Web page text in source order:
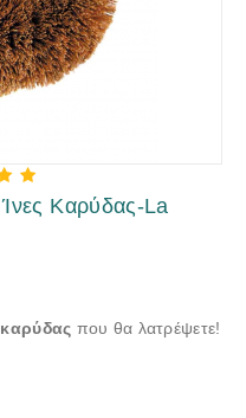
Καρύδας-La
καρύδας που θα λατρέψετε!